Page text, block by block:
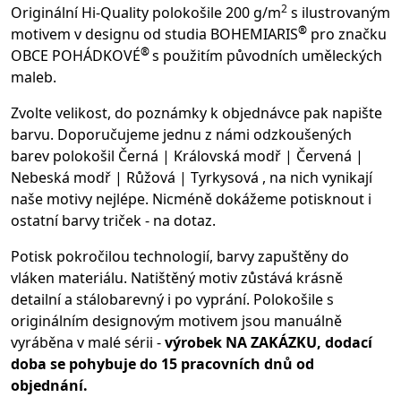
Originální Hi-Quality polokošile 200 g/m2 s ilustrovaným
motivem v designu od studia BOHEMIARIS® pro značku
OBCE POHÁDKOVÉ®s použitím původních uměleckých
maleb.
Zvolte velikost, do poznámky k objednávce pak napište
barvu. Doporučujeme jednu z námi odzkoušených
barev polokošil Černá | Královská modř | Červená |
Nebeská modř | Růžová | Tyrkysová , na nich vynikají
naše motivy nejlépe. Nicméně dokážeme potisknout i
ostatní barvy triček - na dotaz.
Potisk pokročilou technologií, barvy zapuštěny do
vláken materiálu. Natištěný motiv zůstává krásně
detailní a stálobarevný i po vyprání. Polokošile s
originálním designovým motivem jsou manuálně
vyráběna v malé sérii -výrobek NA ZAKÁZKU, dodací
doba se pohybuje do 15 pracovních dnů od
objednání.